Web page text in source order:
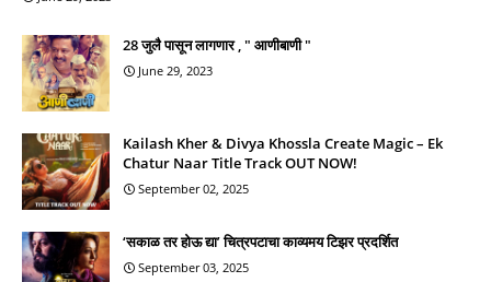
28 जुलै पासून लागणार , " आणीबाणी "
June 29, 2023
Kailash Kher & Divya Khossla Create Magic – Ek
Chatur Naar Title Track OUT NOW!
September 02, 2025
‘सकाळ तर होऊ द्या’ चित्रपटाचा काव्यमय टिझर प्रदर्शित
September 03, 2025